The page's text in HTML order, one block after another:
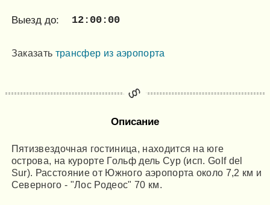
Выезд до: 12:00:00
Заказать трансфер из аэропорта
Описание
Пятизвездочная гостиница, находится на юге
острова, на курорте Гольф дель Сур (исп. Golf del
Sur). Расстояние от Южного аэропорта около 7,2 км и
Северного - "Лос Родеос" 70 км.